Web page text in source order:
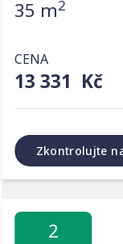
35 m2
CENA
13 331 Kč
Zkontrolujte
2